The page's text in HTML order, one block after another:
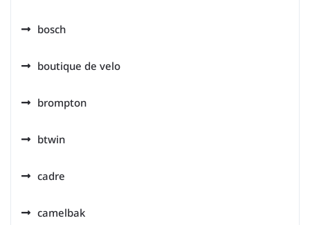
bosch
boutique de velo
brompton
btwin
cadre
camelbak